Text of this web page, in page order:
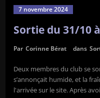
7 novembre 2024
Sortie du 31/10
Par Corinne Bérat dans
Deux membres du club se
s’annonçait humide, et la
l'arrivée sur le site. Après